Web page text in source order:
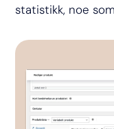
statistikk, noe